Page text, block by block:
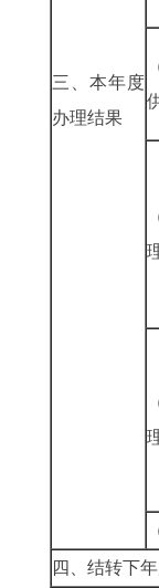
三、本年度
办理结果
四、结转下